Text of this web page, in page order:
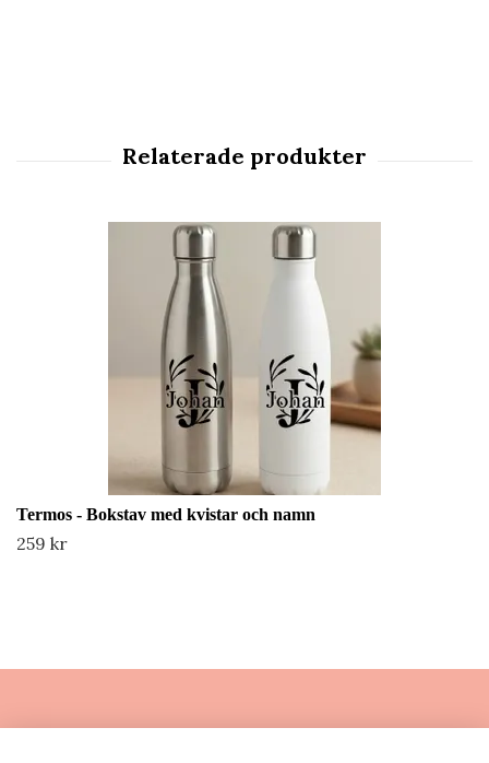
Termos - Bokstav med kvistar och namn
259 kr